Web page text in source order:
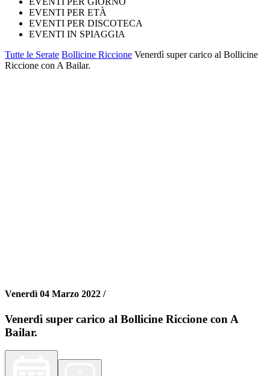
EVENTI PER ETÀ
EVENTI PER DISCOTECA
EVENTI IN SPIAGGIA
Tutte le Serate Bollicine Riccione Venerdì super carico al Bollicine
Riccione con A Bailar.
Venerdì 04 Marzo 2022 /
Venerdì super carico al Bollicine Riccione con A
Bailar.